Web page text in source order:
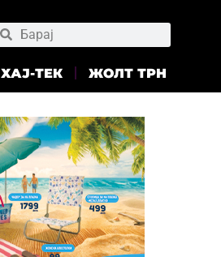
ХАЈ-ТЕК ЖОЛТ ТРН